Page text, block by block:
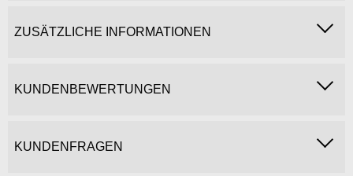
ZUSÄTZLICHE INFORMATIONEN
KUNDENBEWERTUNGEN
KUNDENFRAGEN